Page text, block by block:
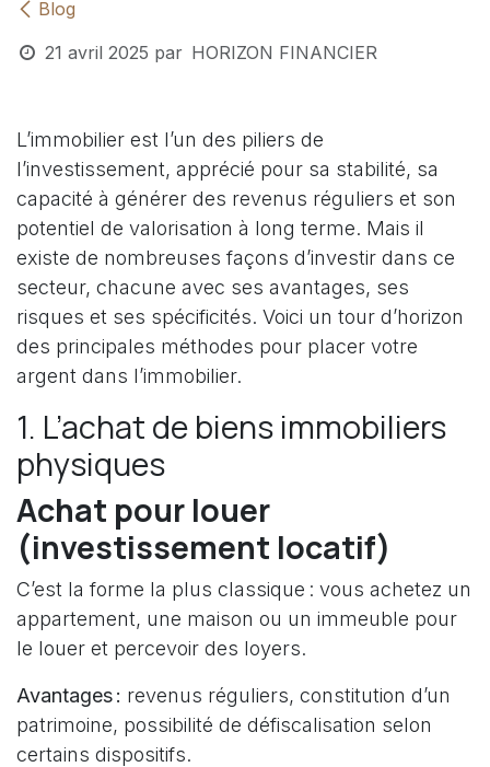
Blog
21 avril 2025 par HORIZON FINANCIER
L’immobilier est l’un des piliers de
l’investissement, apprécié pour sa stabilité, sa
capacité à générer des revenus réguliers et son
potentiel de valorisation à long terme. Mais il
existe de nombreuses façons d’investir dans ce
secteur, chacune avec ses avantages, ses
risques et ses spécificités. Voici un tour d’horizon
des principales méthodes pour placer votre
argent dans l’immobilier.
1. L’achat de biens immobiliers
physiques
Achat pour louer
(investissement locatif)
C’est la forme la plus classique : vous achetez un
appartement, une maison ou un immeuble pour
le louer et percevoir des loyers.
Avantages : revenus réguliers, constitution d’un
patrimoine, possibilité de défiscalisation selon
certains dispositifs.